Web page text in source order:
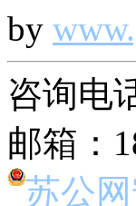
by
咨询电
邮箱：
苏公